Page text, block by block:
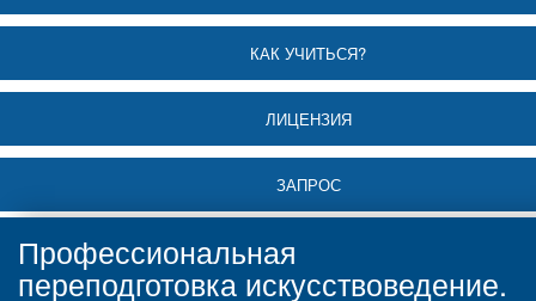
КАК УЧИТЬСЯ?
ЛИЦЕНЗИЯ
ЗАПРОС
Профессиональная
переподготовка искусствоведение.